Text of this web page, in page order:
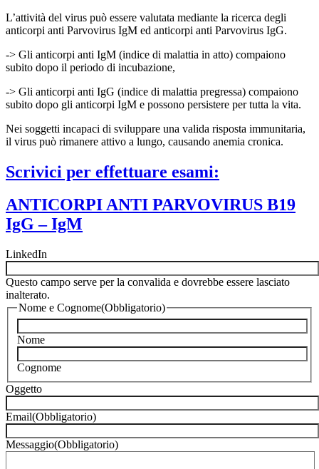
L’attività del virus può essere valutata mediante la ricerca degli
anticorpi anti Parvovirus IgM ed anticorpi anti Parvovirus IgG.
-> Gli anticorpi anti IgM (indice di malattia in atto) compaiono
subito dopo il periodo di incubazione,
-> Gli anticorpi anti IgG (indice di malattia pregressa) compaiono
subito dopo gli anticorpi IgM e possono persistere per tutta la vita.
Nei soggetti incapaci di sviluppare una valida risposta immunitaria,
il virus può rimanere attivo a lungo, causando anemia cronica.
Scrivici per effettuare esami:
ANTICORPI ANTI PARVOVIRUS B19
IgG – IgM
LinkedIn
Questo campo serve per la convalida e dovrebbe essere lasciato
inalterato.
Nome e Cognome(Obbligatorio)
Nome
Cognome
Oggetto
Email(Obbligatorio)
Messaggio(Obbligatorio)